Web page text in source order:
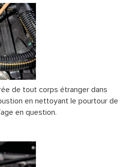
de tout corps étranger dans
en nettoyant le pourtour de
en question.